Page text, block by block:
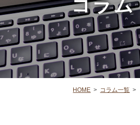
コラム
HOME > コラム一覧 >